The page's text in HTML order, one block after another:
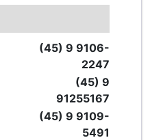
(45) 9 9106-
2247
(45) 9
91255167
(45) 9 9109-
5491